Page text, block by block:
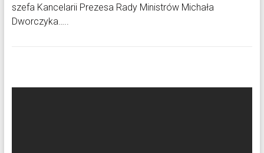
szefa Kancelarii Prezesa Rady Ministrów Michała
Dworczyka…..